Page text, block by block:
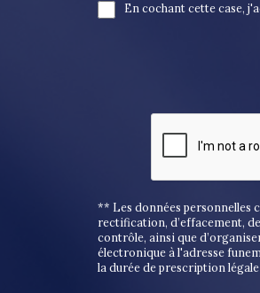
En cochant cette case,
** Les données personnelles
rectification, d’effacement,
contrôle, ainsi que
électronique à l'adresse
la durée de prescription